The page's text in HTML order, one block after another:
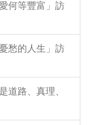
何等豐富」訪
愁的人生」訪
道路、真理、